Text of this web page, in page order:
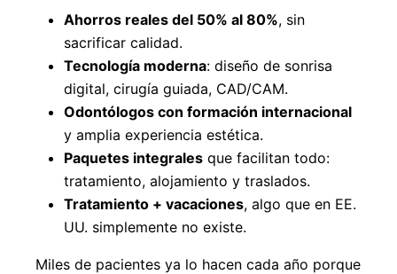
Ahorros reales del 50% al 80%, sin
sacrificar calidad.
Tecnología moderna: diseño de sonrisa
digital, cirugía guiada, CAD/CAM.
Odontólogos con formación internacional
y amplia experiencia estética.
Paquetes integrales que facilitan todo:
tratamiento, alojamiento y traslados.
Tratamiento + vacaciones, algo que en EE.
UU. simplemente no existe.
Miles de pacientes ya lo hacen cada año porque